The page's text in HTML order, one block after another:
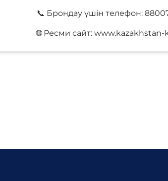
📞 Брондау үшін телефон:
🌐 Ресми сайт: www.kazakhstan-